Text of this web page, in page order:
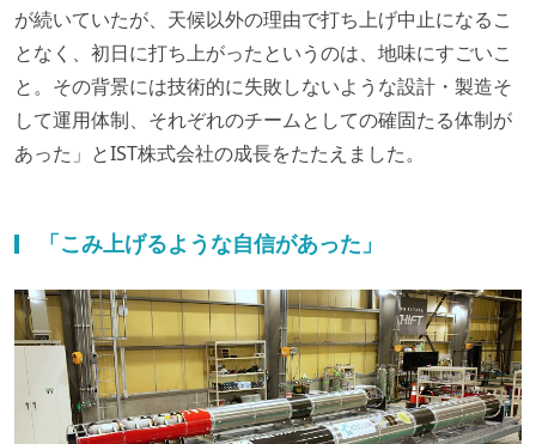
が続いていたが、天候以外の理由で打ち上げ中止になるこ
となく、初日に打ち上がったというのは、地味にすごいこ
と。その背景には技術的に失敗しないような設計・製造そ
して運用体制、それぞれのチームとしての確固たる体制が
あった」とIST株式会社の成長をたたえました。
「こみ上げるような自信があった」